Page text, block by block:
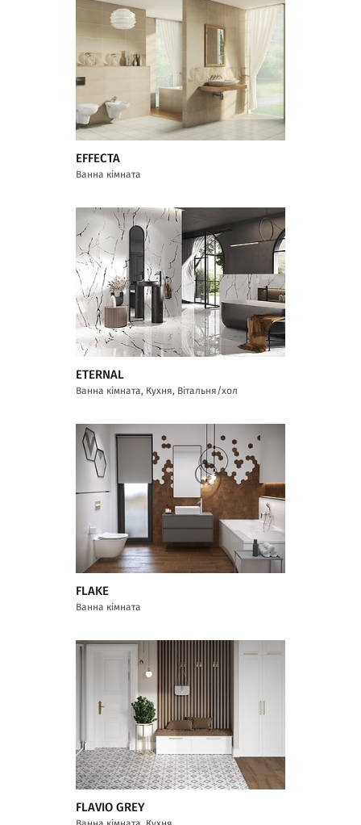
EFFECTA
Ванна кімната
ETERNAL
Ванна кімната, Кухня, Вітальня/хол
FLAKE
Ванна кімната
FLAVIO GREY
Ванна кімната, Кухня